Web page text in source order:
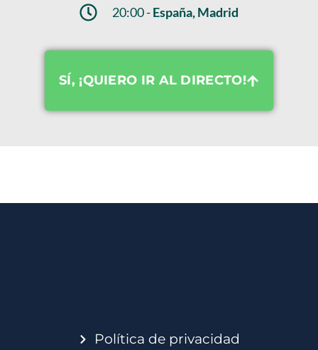
20:00 -España, Madrid
SÍ, ¡QUIERO IR AL DIRECTO!
Política de privacidad